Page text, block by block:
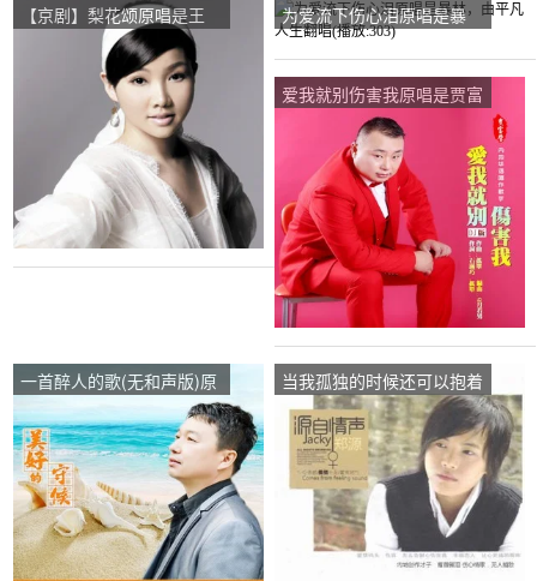
【京剧】梨花颂原唱是王
莉，由平凡人生翻唱(播
为爱流下伤心泪原唱是暴
林，由平凡人生翻唱(播
放:303)
爱我就别伤害我原唱是贾富
营，由平凡人生翻唱(播
一首醉人的歌(无和声版)原
唱是望海高歌，由平凡人生
翻唱(试听次数:823)
当我孤独的时候还可以抱着
你原唱是郑源，由平凡人生
翻唱(试听次数:20)